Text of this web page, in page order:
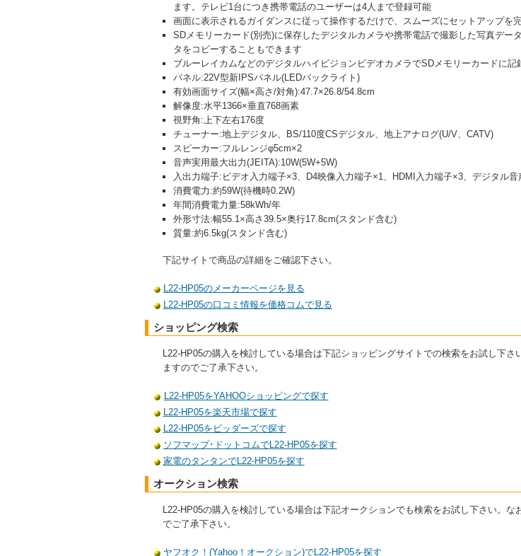
ます。テレビ1台につき携帯電話のユーザーは4人まで登録可能
画面に表示されるガイダンスに従って操作するだけで、スムーズにセットアップを
SDメモリーカード(別売)に保存したデジタルカメラや携帯電話で撮影した写真デー
タをコピーすることもできます
ブルーレイカムなどのデジタルハイビジョンビデオカメラでSDメモリーカードに
パネル:22V型新IPSパネル(LEDバックライト)
有効画面サイズ(幅×高さ/対角):47.7×26.8/54.8cm
解像度:水平1366×垂直768画素
視野角:上下左右176度
チューナー:地上デジタル、BS/110度CSデジタル、地上アナログ(U/V、CATV)
スピーカー:フルレンジφ5cm×2
音声実用最大出力(JEITA):10W(5W+5W)
入出力端子:ビデオ入力端子×3、D4映像入力端子×1、HDMI入力端子×3、デジタル
消費電力:約59W(待機時0.2W)
年間消費電力量:58kWh/年
外形寸法:幅55.1×高さ39.5×奥行17.8cm(スタンド含む)
質量:約6.5kg(スタンド含む)
下記サイトで商品の詳細をご確認下さい。
L22-HP05のメーカーページを見る
L22-HP05の口コミ情報を価格コムで見る
ショッピング検索
L22-HP05の購入を検討している場合は下記ショッピングサイトでの検索をお試し下
ますのでご了承下さい。
L22-HP05をYAHOOショッピングで探す
L22-HP05を楽天市場で探す
L22-HP05をビッダーズで探す
ソフマップ･ドットコムでL22-HP05を探す
家電のタンタンでL22-HP05を探す
オークション検索
L22-HP05の購入を検討している場合は下記オークションでも検索をお試し下さい。
でご了承下さい。
ヤフオク！(Yahoo！オークション)でL22-HP05を探す